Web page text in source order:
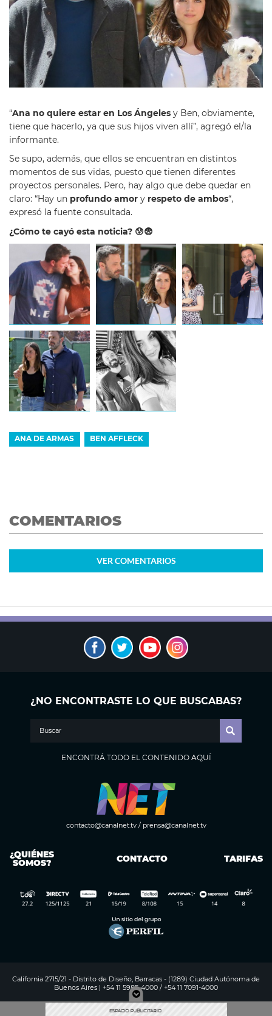
“Ana no quiere estar en Los Ángeles y Ben, obviamente,
tiene que hacerlo, ya que sus hijos viven allí”, agregó el/la
informante.
Se supo, además, que ellos se encuentran en distintos
momentos de sus vidas, puesto que tienen diferentes
proyectos personales. Pero, hay algo que debe quedar en
claro: “Hay un profundo amor y respeto de ambos“,
expresó la fuente consultada.
¿Cómo te cayó esta noticia? 😰😨
ANA DE ARMAS BEN AFFLECK
COMENTARIOS
VER COMENTARIOS
¿NO ENCONTRASTE LO QUE BUSCABAS?
ENCONTRÁ TODO EL CONTENIDO AQUÍ
contacto@canalnet.tv/ prensa@canalnet.tv
¿QUIÉNES
SOMOS? CONTACTO TARIFAS
California 2715/21 - Distrito de Diseño, Barracas - (1289) Ciudad Autónoma de
Buenos Aires | +54 11 5985-4000 / +54 11 7091-4000
Digitalproserver